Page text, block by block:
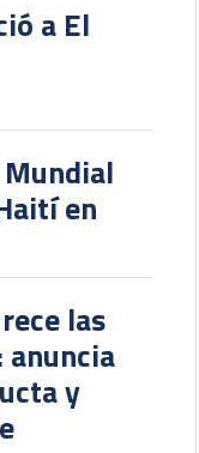
a El
en
las
anuncia
y